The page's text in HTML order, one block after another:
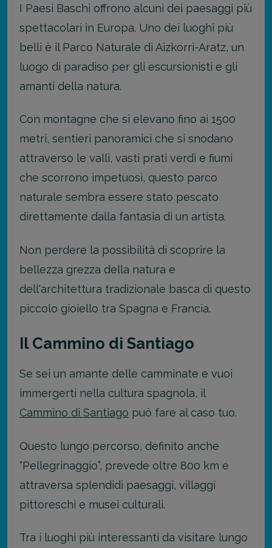
I Paesi Baschi offrono alcuni dei paesaggi più
spettacolari in Europa. Uno dei luoghi più
belli è il Parco Naturale di Aizkorri-Aratz, un
luogo di paradiso per gli escursionisti e gli
amanti della natura.
Con montagne che si elevano fino ai 1500
metri, sentieri panoramici che si snodano
attraverso le valli, vasti prati verdi e fiumi
che scorrono impetuosi, questo parco
naturale sembra essere stato pescato
direttamente dalla fantasia di un artista.
Non perdere la possibilità di scoprire la
bellezza grezza della natura e
dell'architettura tradizionale basca di questo
piccolo gioiello tra Spagna e Francia.
Il Cammino di Santiago
Se sei un amante delle camminate e vuoi
immergerti nella cultura spagnola, il
Cammino di Santiago può fare al caso tuo.
Questo lungo percorso, definito anche
“Pellegrinaggio”, prevede oltre 800 km e
attraversa splendidi paesaggi, villaggi
pittoreschi e musei culturali.
Tra i luoghi più interessanti da visitare lungo